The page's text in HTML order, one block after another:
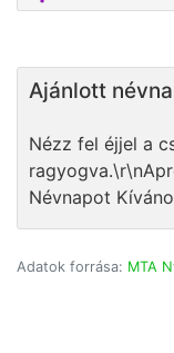
Ajánlott
Nézz fel éjjel a
Névnapot
Adatok forrása: MTA